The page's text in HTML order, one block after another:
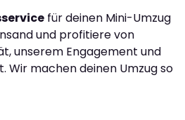
für deinen Mini-Umzug
und profitiere von
unserem Engagement und
Wir machen deinen Umzug so